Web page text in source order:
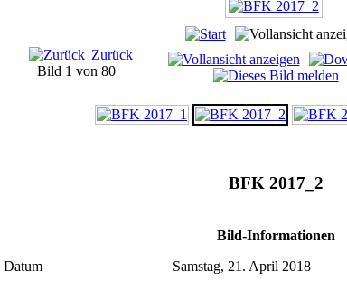
Zurück
Bild 1 von 80
BFK 2017_2
Bild-Informationen
Datum Samstag, 21. April 2018